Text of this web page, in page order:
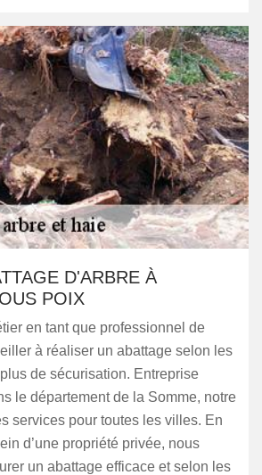
D'ARBRE À
POIX
en tant que professionnel de
à réaliser un abattage selon les
de sécurisation. Entreprise
le département de la Somme, notre
services pour toutes les villes. En
d’une propriété privée, nous
un abattage efficace et selon les